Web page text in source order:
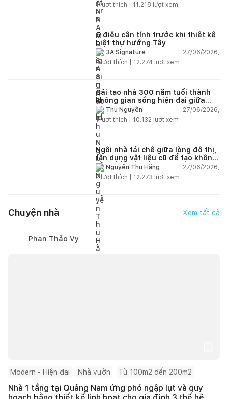
1lượt thích | 11.218 lượt xem
5 điều cần tính trước khi thiết kế
biệt thự hướng Tây
3A Signature
27/06/2026,
2lượt thích | 12.274 lượt xem
Cải tạo nhà 300 năm tuổi thành
không gian sống hiện đại giữa
thiên nhiên
Thu Nguyễn
27/06/2026,
1lượt thích | 10.132 lượt xem
Ngôi nhà tái chế giữa lòng đô thị,
tận dụng vật liệu cũ để tạo không
gian sống linh hoạt
Nguyễn Thu Hằng
27/06/2026,
2lượt thích | 12.273 lượt xem
Chuyện nhà Xem tất cả
Phan Thảo Vy
Modern - Hiện đại Nhà vườn Từ 100m2 đến 200m2
Nhà 1 tầng tại Quảng Nam ứng phó ngập lụt và quy